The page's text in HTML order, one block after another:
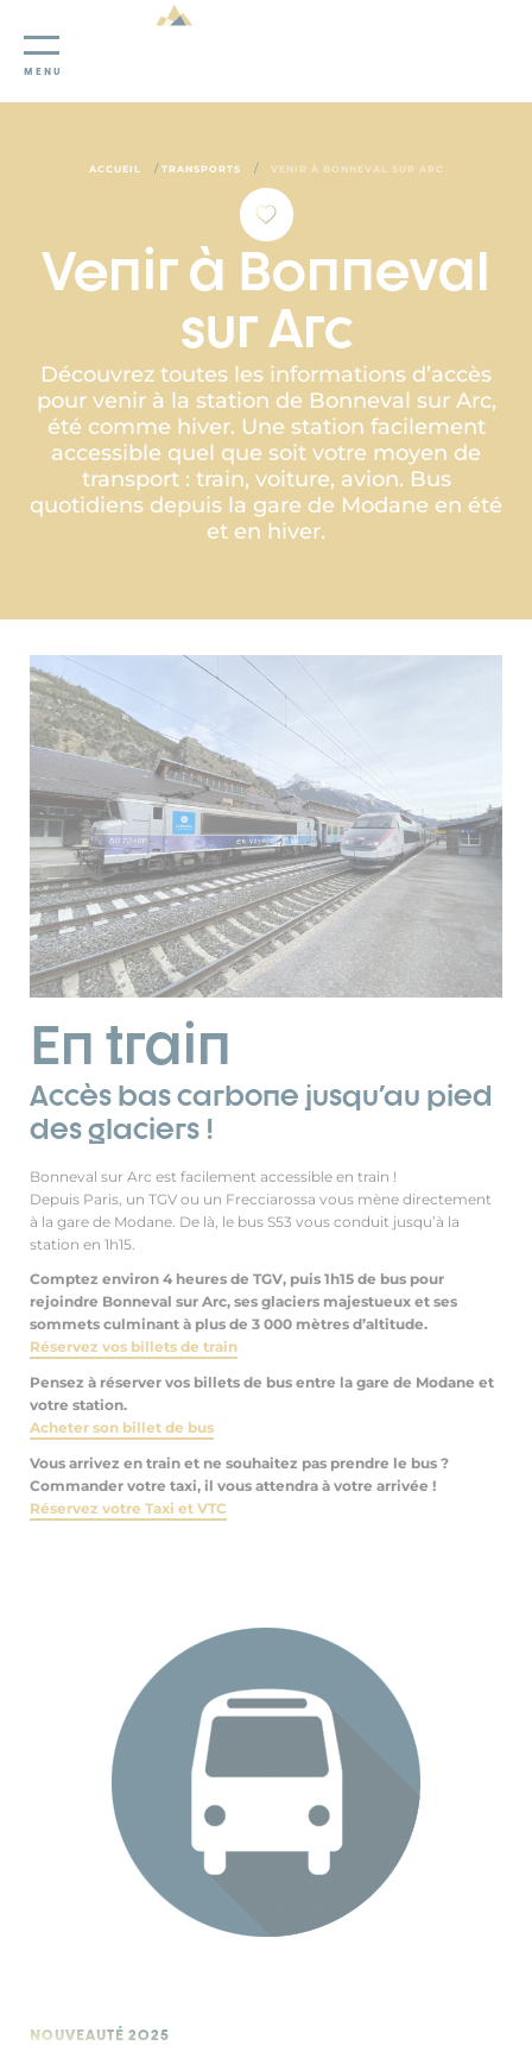
Panneau de gestion des cookies
MENU
ACCUEIL / TRANSPORTS / VENIR À BONNEVAL SUR ARC
Venir à Bonneval
sur Arc
Découvrez toutes les informations d’accès
pour venir à la station de Bonneval sur Arc,
été comme hiver. Une station facilement
accessible quel que soit votre moyen de
transport : train, voiture, avion. Bus
quotidiens depuis la gare de Modane en été
et en hiver.
En train
Accès bas carbone jusqu'au pied
des glaciers !
Bonneval sur Arc est facilement accessible en train !
Depuis Paris, un TGV ou un Frecciarossa vous mène directement
à la gare de Modane. De là, le bus S53 vous conduit jusqu’à la
station en 1h15.
Comptez environ 4 heures de TGV, puis 1h15 de bus pour
rejoindre Bonneval sur Arc, ses glaciers majestueux et ses
sommets culminant à plus de 3 000 mètres d’altitude.
Réservez vos billets de train
Pensez à réserver vos billets de bus entre la gare de Modane et
votre station.
Acheter son billet de bus
Vous arrivez en train et ne souhaitez pas prendre le bus ?
Commander votre taxi, il vous attendra à votre arrivée !
Réservez votre Taxi et VTC
NOUVEAUTÉ 2025